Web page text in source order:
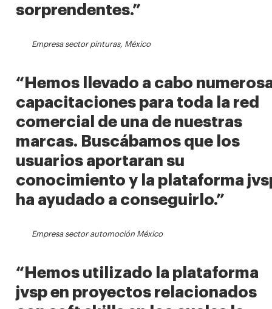
sorprendentes.”
Empresa sector pinturas, México
“Hemos llevado a cabo
capacitaciones para toda la red
comercial de una de nuestras
marcas. Buscábamos que los
usuarios aportaran su
conocimiento y la plataforma
ha ayudado a conseguirlo.”
Empresa sector automoción México
“Hemos utilizado la plataforma
jvsp en proyectos relacionados